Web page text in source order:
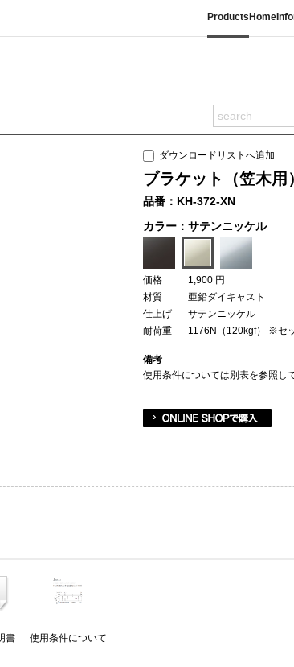
Products Home
ダウンロードリストへ追加
ブラケット（笠木用
品番：KH-372-XN
カラー：サテンニッケル
価格
1,900 円
材質
亜鉛ダイキャスト
仕上げ
サテンニッケル
耐荷重
1176N（120kgf） ※セ
備考
使用条件については別表を参照し
書 使用条件について